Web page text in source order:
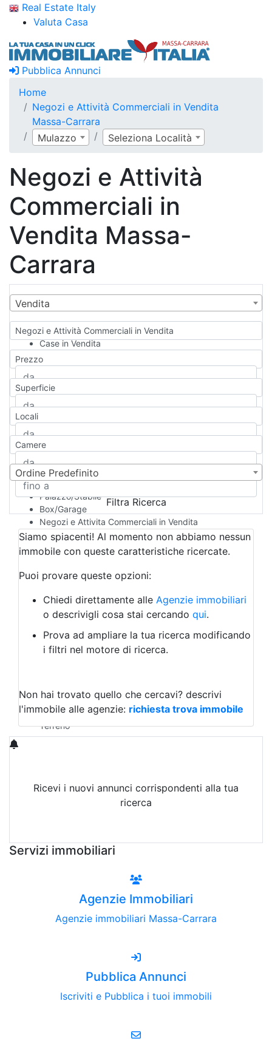
Real Estate Italy
Valuta Casa
Pubblica Annunci
Home
Negozi e Attività Commerciali in Vendita
Massa-Carrara
Mulazzo
Seleziona Località
Negozi e Attività
Commerciali in
Vendita Massa-
Carrara
Vendita
Negozi e Attività Commerciali in Vendita
Case in Vendita
Qualsiasi
Appartamento
Casa indipendente
Casa Semi-indipendente
Attico/Mansarda
Rustico/Casale
Camera d'Albergo
Multiproprietà
Palazzo/Stabile
Box/Garage
Negozi e Attivita Commerciali in Vendita
Qualsiasi
Attività/Licenza Commerciale
Azienda Agricola
Bar/Ristorante
Albergo
Laboratorio Artigianale
Negozio/locale commerciale
Agriturismo
Magazzini
Qualsiasi
Terreno edificabile
Terreno
Prezzo
Superficie
Locali
Camere
Ordine Predefinito
Filtra Ricerca
Siamo spiacenti! Al momento non abbiamo nessun
immobile con queste caratteristiche ricercate.
Puoi provare queste opzioni:
Chiedi direttamente alle Agenzie immobiliari
o descrivigli cosa stai cercando qui.
Prova ad ampliare la tua ricerca modificando
i filtri nel motore di ricerca.
Non hai trovato quello che cercavi? descrivi
l'immobile alle agenzie: richiesta trova immobile
Ricevi i nuovi annunci corrispondenti alla tua
ricerca
Servizi immobiliari
Agenzie Immobiliari
Agenzie immobiliari Massa-Carrara
Pubblica Annunci
Iscriviti e Pubblica i tuoi immobili